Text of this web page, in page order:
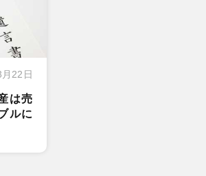
22日
は売
ルに